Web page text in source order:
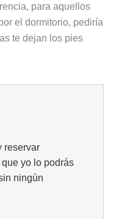
para aquellos
el dormitorio, pediría
te dejan los pies
reservar
yo lo podrás
ningún